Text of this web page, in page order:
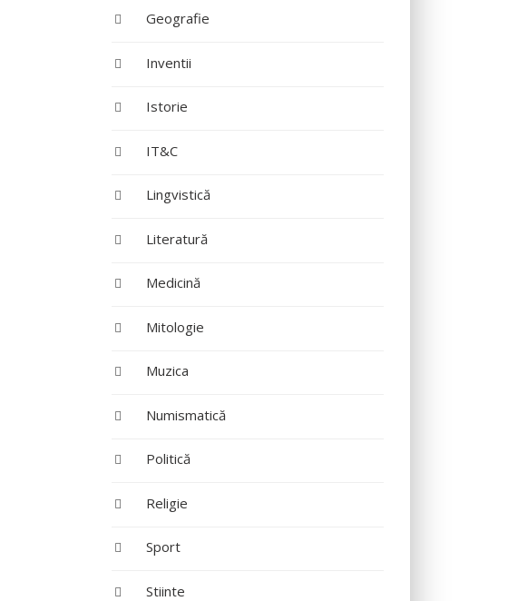
Geografie
Inventii
Istorie
IT&C
Lingvistică
Literatură
Medicină
Mitologie
Muzica
Numismatică
Politică
Religie
Sport
Stiinte